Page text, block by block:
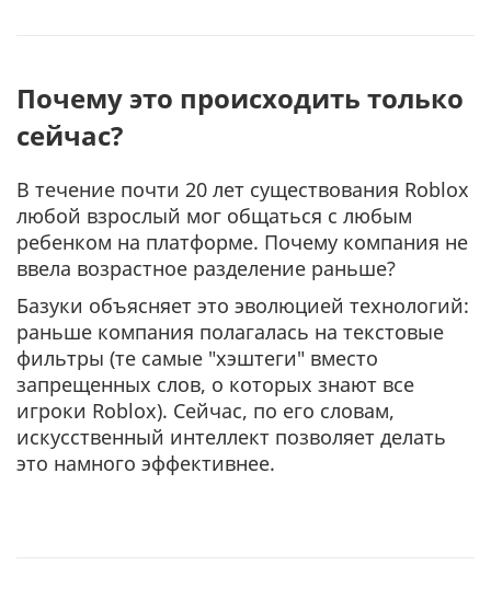
Почему это происходить только
сейчас?
В течение почти 20 лет существования Roblox
любой взрослый мог общаться с любым
ребенком на платформе. Почему компания не
ввела возрастное разделение раньше?
Базуки объясняет это эволюцией технологий:
раньше компания полагалась на текстовые
фильтры (те самые "хэштеги" вместо
запрещенных слов, о которых знают все
игроки Roblox). Сейчас, по его словам,
искусственный интеллект позволяет делать
это намного эффективнее.